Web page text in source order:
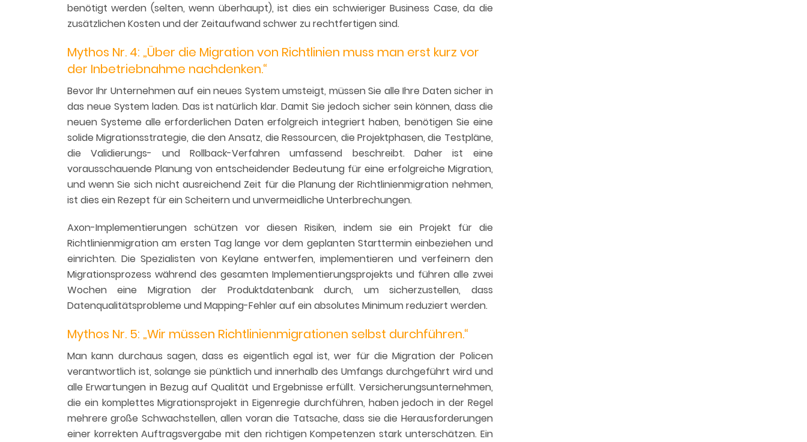
benötigt werden (selten, wenn überhaupt), ist dies ein schwieriger Business Case, da die
zusätzlichen Kosten und der Zeitaufwand schwer zu rechtfertigen sind.
Mythos Nr. 4: „Über die Migration von Richtlinien muss man erst kurz vor
der Inbetriebnahme nachdenken.“
Bevor Ihr Unternehmen auf ein neues System umsteigt, müssen Sie alle Ihre Daten sicher in
das neue System laden. Das ist natürlich klar. Damit Sie jedoch sicher sein können, dass die
neuen Systeme alle erforderlichen Daten erfolgreich integriert haben, benötigen Sie eine
solide Migrationsstrategie, die den Ansatz, die Ressourcen, die Projektphasen, die Testpläne,
die Validierungs- und Rollback-Verfahren umfassend beschreibt. Daher ist eine
vorausschauende Planung von entscheidender Bedeutung für eine erfolgreiche Migration,
und wenn Sie sich nicht ausreichend Zeit für die Planung der Richtlinienmigration nehmen,
ist dies ein Rezept für ein Scheitern und unvermeidliche Unterbrechungen.
Axon-Implementierungen schützen vor diesen Risiken, indem sie ein Projekt für die
Richtlinienmigration am ersten Tag lange vor dem geplanten Starttermin einbeziehen und
einrichten. Die Spezialisten von Keylane entwerfen, implementieren und verfeinern den
Migrationsprozess während des gesamten Implementierungsprojekts und führen alle zwei
Wochen eine Migration der Produktdatenbank durch, um sicherzustellen, dass
Datenqualitätsprobleme und Mapping-Fehler auf ein absolutes Minimum reduziert werden.
Mythos Nr. 5: „Wir müssen Richtlinienmigrationen selbst durchführen.“
Man kann durchaus sagen, dass es eigentlich egal ist, wer für die Migration der Policen
verantwortlich ist, solange sie pünktlich und innerhalb des Umfangs durchgeführt wird und
alle Erwartungen in Bezug auf Qualität und Ergebnisse erfüllt. Versicherungsunternehmen,
die ein komplettes Migrationsprojekt in Eigenregie durchführen, haben jedoch in der Regel
mehrere große Schwachstellen, allen voran die Tatsache, dass sie die Herausforderungen
einer korrekten Auftragsvergabe mit den richtigen Kompetenzen stark unterschätzen. Ein